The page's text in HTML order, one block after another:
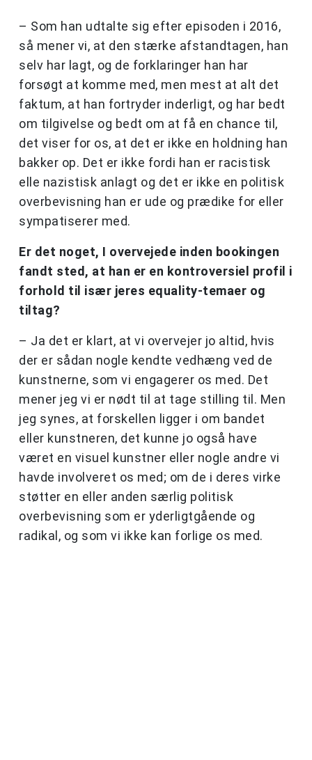
– Som han udtalte sig efter episoden i 2016,
så mener vi, at den stærke afstandtagen, han
selv har lagt, og de forklaringer han har
forsøgt at komme med, men mest at alt det
faktum, at han fortryder inderligt, og har bedt
om tilgivelse og bedt om at få en chance til,
det viser for os, at det er ikke en holdning han
bakker op. Det er ikke fordi han er racistisk
elle nazistisk anlagt og det er ikke en politisk
overbevisning han er ude og prædike for eller
sympatiserer med.
Er det noget, I overvejede inden bookingen
fandt sted, at han er en kontroversiel profil i
forhold til især jeres equality-temaer og
tiltag?
– Ja det er klart, at vi overvejer jo altid, hvis
der er sådan nogle kendte vedhæng ved de
kunstnerne, som vi engagerer os med. Det
mener jeg vi er nødt til at tage stilling til. Men
jeg synes, at forskellen ligger i om bandet
eller kunstneren, det kunne jo også have
været en visuel kunstner eller nogle andre vi
havde involveret os med; om de i deres virke
støtter en eller anden særlig politisk
overbevisning som er yderligtgående og
radikal, og som vi ikke kan forlige os med.